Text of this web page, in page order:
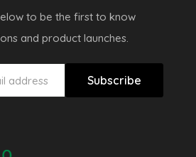
to be the first to know
and product launches.
Subscribe